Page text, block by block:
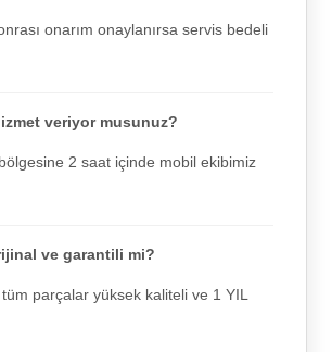
onarım onaylanırsa servis bedeli
veriyor musunuz?
2 saat içinde mobil ekibimiz
ve garantili mi?
tüm parçalar yüksek kaliteli ve 1 YIL